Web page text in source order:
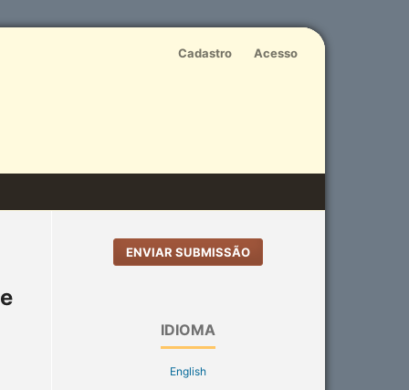
Cadastro Acesso
ENVIAR SUBMISSÃO
IDIOMA
English